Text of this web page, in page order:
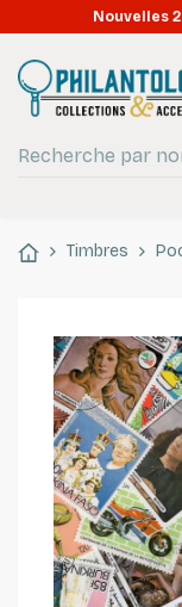
Nouvelles
Timbres